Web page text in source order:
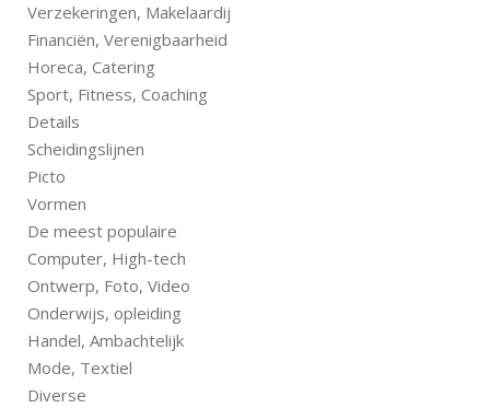
Verzekeringen, Makelaardij
Financiën, Verenigbaarheid
Horeca, Catering
Sport, Fitness, Coaching
Details
Scheidingslijnen
Picto
Vormen
De meest populaire
Computer, High-tech
Ontwerp, Foto, Video
Onderwijs, opleiding
Handel, Ambachtelijk
Mode, Textiel
Diverse